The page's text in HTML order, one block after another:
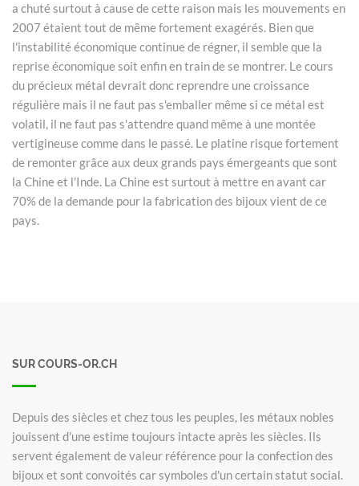
a chuté surtout à cause de cette raison mais les mouvements en
2007 étaient tout de même fortement exagérés. Bien que
l'instabilité économique continue de régner, il semble que la
reprise économique soit enfin en train de se montrer. Le cours
du précieux métal devrait donc reprendre une croissance
régulière mais il ne faut pas s'emballer même si ce métal est
volatil, il ne faut pas s'attendre quand même à une montée
vertigineuse comme dans le passé. Le platine risque fortement
de remonter grâce aux deux grands pays émergeants que sont
la Chine et l'Inde. La Chine est surtout à mettre en avant car
70% de la demande pour la fabrication des bijoux vient de ce
pays.
SUR COURS-OR.CH
Depuis des siècles et chez tous les peuples, les métaux nobles
jouissent d'une estime toujours intacte après les siècles. Ils
servent également de valeur référence pour la confection des
bijoux et sont convoités car symboles d'un certain statut social.